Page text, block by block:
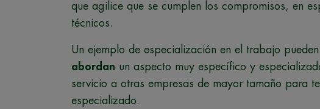
que agilice que se cumplen los compromisos, en
técnicos.
Un ejemplo de especialización en el trabajo
abordan un aspecto muy específico y
servicio a otras empresas de mayor tamaño para
especializado.